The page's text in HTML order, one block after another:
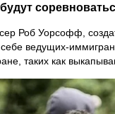
Роб Уорсофф,
ведущих-
таких как